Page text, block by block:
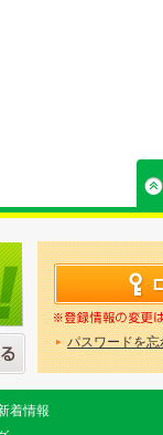
パスワードを忘
着情報